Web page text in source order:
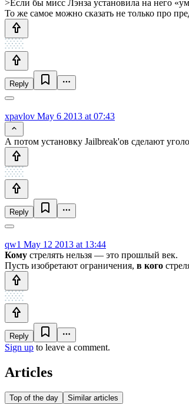
>Если бы мисс Лэнза установила на него
То же самое можно сказать не только про
Reply
xpavlov May 6 2013 at 07:43
А потом установку Jailbreak'ов сделают
Reply
qw1 May 12 2013 at 13:44
Кому стрелять нельзя — это прошлый век.
Пусть изобретают ограничения, в кого
Reply
Sign up to leave a comment.
Articles
Top of the day Similar articles